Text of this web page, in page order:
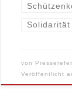
Solidarität
von
Veröffentlicht